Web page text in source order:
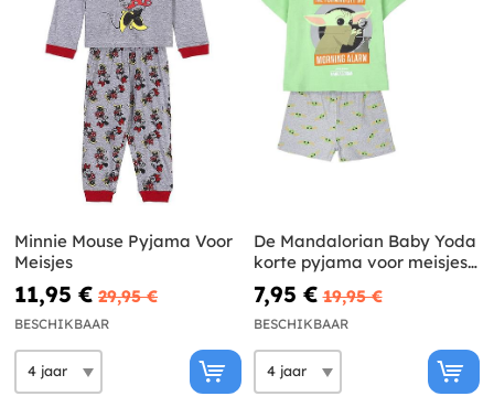
Minnie Mouse Pyjama Voor
Meisjes
11,95 € 29,95 €
BESCHIKBAAR
De Mandalorian Baby Yoda
korte pyjama voor meisjes -
Star Wars
7,95 € 19,95 €
BESCHIKBAAR